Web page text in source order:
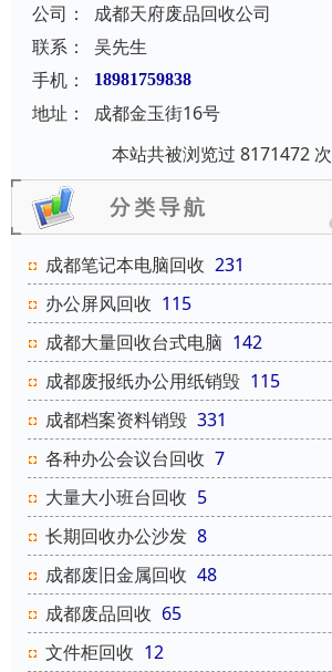
公司：
成都天府废品回收公司
联系：
吴先生
手机：
18981759838
地址：
成都金玉街16号
本站共被浏览过 8171472 次
成都笔记本电脑回收 231
办公屏风回收 115
成都大量回收台式电脑 142
成都废报纸办公用纸销毁 115
成都档案资料销毁 331
各种办公会议台回收 7
大量大小班台回收 5
长期回收办公沙发 8
成都废旧金属回收 48
成都废品回收 65
文件柜回收 12